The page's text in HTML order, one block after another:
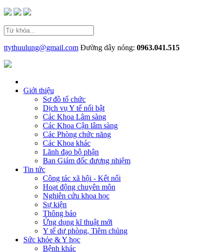
ttythuulung@gmail.com Đường dây nóng: 0963.041.515
Giới thiệu
Sơ đồ tổ chức
Dịch vụ Y tế nổi bật
Các Khoa Lâm sàng
Các Khoa Cận lâm sàng
Các Phòng chức năng
Các Khoa khác
Lãnh đạo bộ phận
Ban Giám đốc đương nhiệm
Tin tức
Công tác xã hội - Kết nối
Hoạt động chuyên môn
Nghiên cứu khoa học
Sự kiện
Thông báo
Ứng dụng kĩ thuật mới
Y tế dự phòng, Tiêm chủng
Sức khỏe & Y học
Bệnh khác